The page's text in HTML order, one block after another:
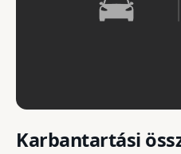
Karbantartási